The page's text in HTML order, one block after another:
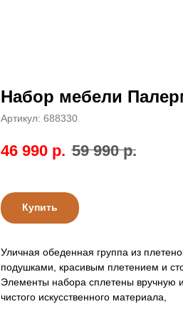
Набор мебели
Артикул: 688330
46 990 р. 59 990 р.
Купить
Уличная обеденная группа из
подушками, красивым плетением и
Элементы набора сплетены вручную
чистого искусственного материала,